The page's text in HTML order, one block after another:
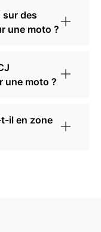
sur des
une moto ?
une moto ?
t-il en zone